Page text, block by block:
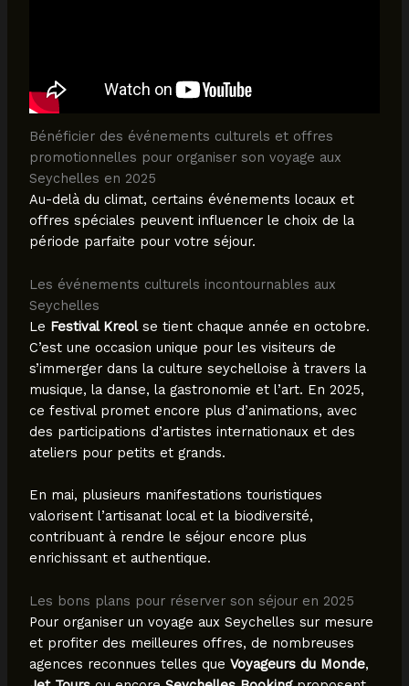
Bénéficier des événements culturels et offres
promotionnelles pour organiser son voyage aux
Seychelles en 2025
Au-delà du climat, certains événements locaux et
offres spéciales peuvent influencer le choix de la
période parfaite pour votre séjour.
Les événements culturels incontournables aux
Seychelles
Le Festival Kreolse tient chaque année en octobre.
C’est une occasion unique pour les visiteurs de
s’immerger dans la culture seychelloise à travers la
musique, la danse, la gastronomie et l’art. En 2025,
ce festival promet encore plus d’animations, avec
des participations d’artistes internationaux et des
ateliers pour petits et grands.
En mai, plusieurs manifestations touristiques
valorisent l’artisanat local et la biodiversité,
contribuant à rendre le séjour encore plus
enrichissant et authentique.
Les bons plans pour réserver son séjour en 2025
Pour organiser un voyage aux Seychelles sur mesure
et profiter des meilleures offres, de nombreuses
agences reconnues telles que Voyageurs du Monde,